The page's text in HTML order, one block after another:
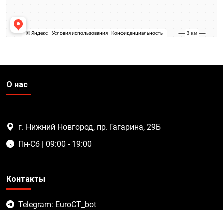
О нас
г. Нижний Новгород, пр. Гагарина, 29Б
Пн-Сб | 09:00 - 19:00
Контакты
Telegram: EuroCT_bot